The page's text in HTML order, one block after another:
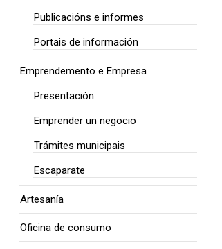
Publicacións e informes
Portais de información
Emprendemento e Empresa
Presentación
Emprender un negocio
Trámites municipais
Escaparate
Artesanía
Oficina de consumo